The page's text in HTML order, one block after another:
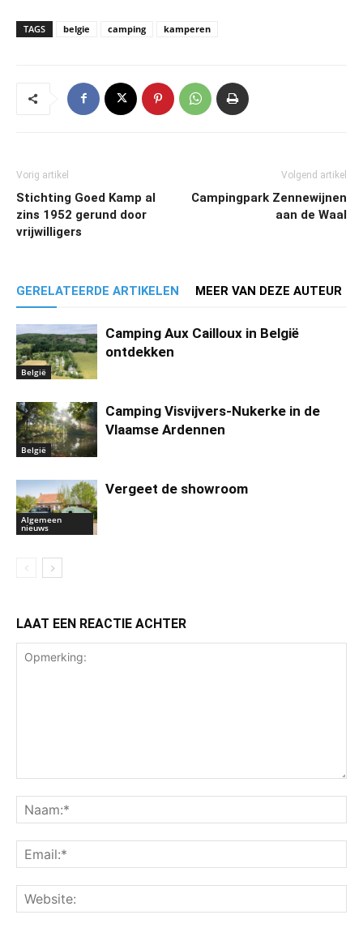
TAGS belgie camping kamperen
Vorig artikel
Stichting Goed Kamp al
zins 1952 gerund door
vrijwilligers
Volgend artikel
Campingpark Zennewijnen
aan de Waal
GERELATEERDE ARTIKELEN MEER VAN DEZE AUTEUR
België
Camping Aux Cailloux in België
ontdekken
België
Camping Visvijvers-Nukerke in de
Vlaamse Ardennen
Algemeen
nieuws
Vergeet de showroom
LAAT EEN REACTIE ACHTER